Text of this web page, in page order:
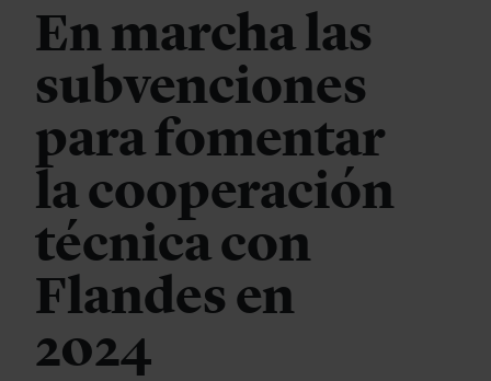
En marcha las
subvenciones
para fomentar
la cooperación
técnica con
Flandes en
2024